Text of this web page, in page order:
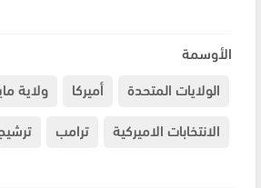
الأوسمة
الولايات المتحدة
أميركا
ولاية
الانتخابات الاميركية
ترامب